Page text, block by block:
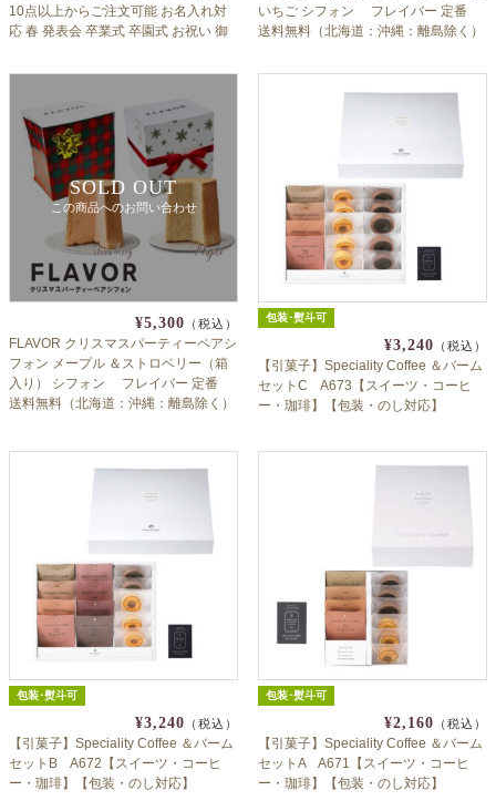
10点以上からご注文可能 お名入れ対
応 春 発表会 卒業式 卒園式 お祝い 御
いちご シフォン フレイバー 定番
送料無料（北海道：沖縄：離島除く）
園 内祝 おじいちゃん おばあちゃん へ
のお祝い返しにも 子供会
SOLD OUT
この商品へのお問い合わせ
¥5,300 （税込）
FLAVOR クリスマスパーティーペアシ
フォン メープル ＆ストロベリー（箱
入り） シフォン フレイバー 定番
送料無料（北海道：沖縄：離島除く）
包装･熨斗可
¥3,240 （税込）
【引菓子】Speciality Coffee ＆バーム
セットC A673【スイーツ・コーヒ
ー・珈琲】【包装・のし対応】
包装･熨斗可
¥3,240 （税込）
【引菓子】Speciality Coffee ＆バーム
セットB A672【スイーツ・コーヒ
ー・珈琲】【包装・のし対応】
包装･熨斗可
¥2,160 （税込）
【引菓子】Speciality Coffee ＆バーム
セットA A671【スイーツ・コーヒ
ー・珈琲】【包装・のし対応】